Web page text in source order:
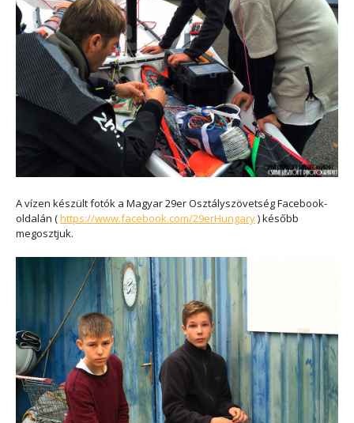
A vízen készült fotók a Magyar 29er Osztályszövetség Facebook-
oldalán (https://www.facebook.com/29erHungary) később
megosztjuk.